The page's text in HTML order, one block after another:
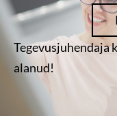
Tegevusjuhendaja
alanud!